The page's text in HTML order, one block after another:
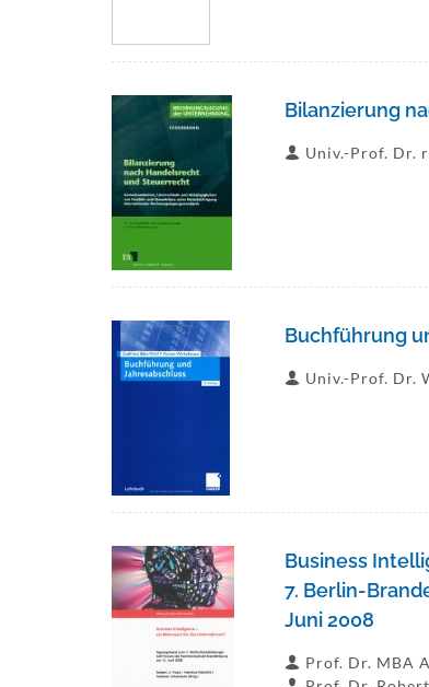
Bilanzierung
Univ.-Prof. Dr.
Buchführung
Univ.-Prof. Dr.
Business
7. Berlin-
Juni 2008
Prof. Dr. MBA